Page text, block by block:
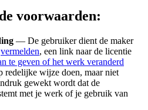
voorwaarden:
— De gebruiker dient de maker
vermelden, een link naar de licentie
te geven of het werk veranderd
redelijke wijze doen, maar niet
gewekt wordt dat de
met je werk of je gebruik van